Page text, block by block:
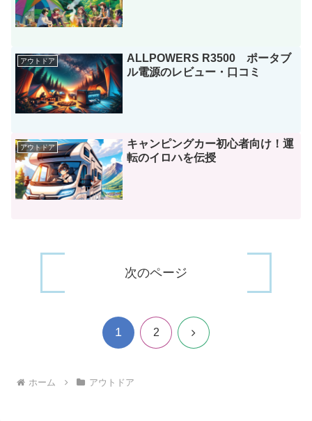
アウトドア
ALLPOWERS R3500 ポータブ
ル電源のレビュー・口コミ
アウトドア
キャンピングカー初心者向け！運
転のイロハを伝授
次のページ
1 2 次
ホーム アウトドア